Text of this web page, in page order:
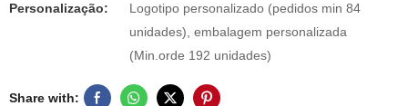
Personalização:
Logotipo personalizado (pedidos min 84
unidades), embalagem personalizada
(Min.orde 192 unidades)
Share with: